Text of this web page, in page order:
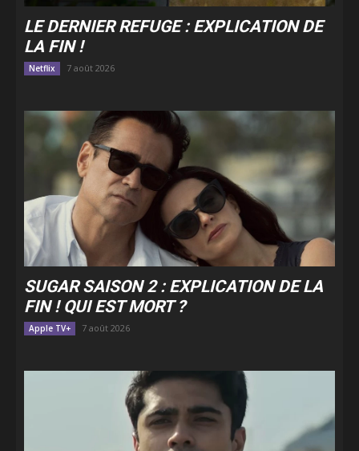
LE DERNIER REFUGE : EXPLICATION DE
LA FIN !
Netflix 7 août 2026
SUGAR SAISON 2 : EXPLICATION DE LA
FIN ! QUI EST MORT ?
Apple TV+ 7 août 2026